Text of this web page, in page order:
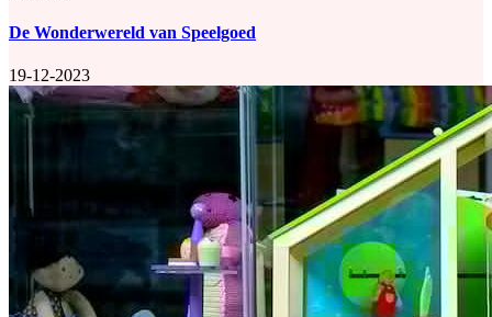
De Wonderwereld van Speelgoed
19-12-2023